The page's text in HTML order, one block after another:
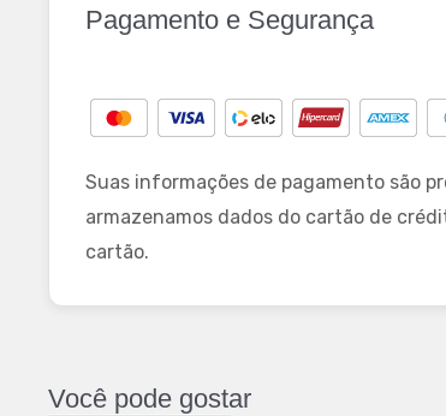
Pagamento e Segurança
Suas informações de pagamento são
armazenamos dados do cartão de
cartão.
Você pode gostar